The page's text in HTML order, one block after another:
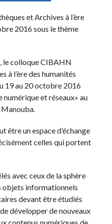
et Archives à l’ère
2016 sous le thème
le colloque CIBAHN
à l’ère des humanités
19 au 20 octobre 2016
numérique et réseaux» au
être un espace d’échange
celles qui portent
avec ceux de la sphère
objets informationnels
devant être étudiés
développer de nouveaux